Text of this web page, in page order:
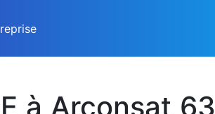
à Arconsat 63